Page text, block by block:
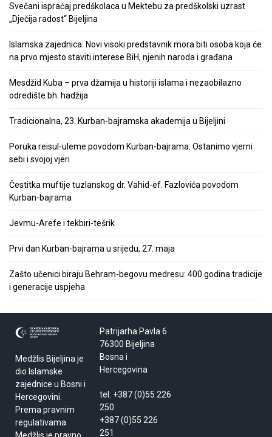
Svečani ispraćaj predškolaca u Mektebu za predškolski uzrast
„Dječija radost“ Bijeljina
Islamska zajednica: Novi visoki predstavnik mora biti osoba koja će
na prvo mjesto staviti interese BiH, njenih naroda i građana
Mesdžid Kuba – prva džamija u historiji islama i nezaobilazno
odredište bh. hadžija
Tradicionalna, 23. Kurban-bajramska akademija u Bijeljini
Poruka reisul-uleme povodom Kurban-bajrama: Ostanimo vjerni
sebi i svojoj vjeri
Čestitka muftije tuzlanskog dr. Vahid-ef. Fazlovića povodom
Kurban-bajrama
Jevmu-Arefe i tekbiri-tešrik
Prvi dan Kurban-bajrama u srijedu, 27. maja
Zašto učenici biraju Behram-begovu medresu: 400 godina tradicije
i generacije uspjeha
Medžlis Bijeljina je
dio Islamske
zajednice u Bosni i
Hercegovini.
Prema pravnim
regulativama
Patrijarha Pavla 6
76300 Bijeljina
Bosna i
Hercegovina
tel: +387 (0)55 226
250
+387 (0)55 226
251